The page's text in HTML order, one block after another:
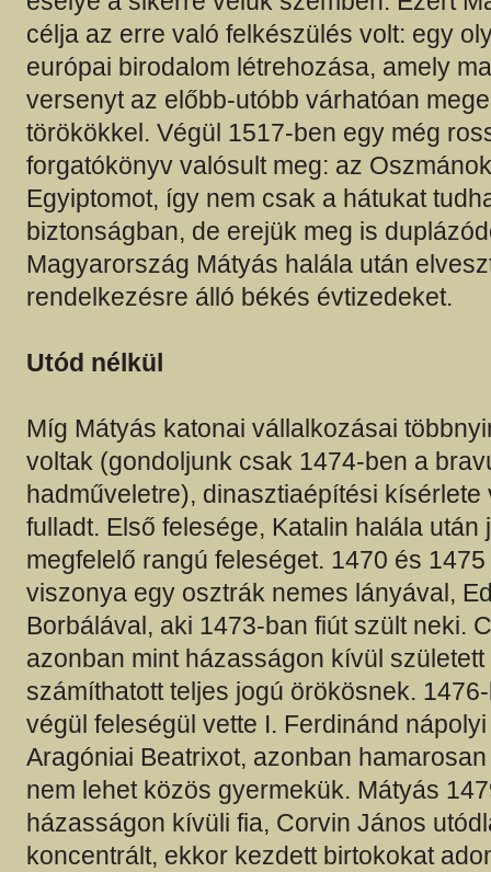
célja az erre való felkészülés volt: egy
európai birodalom létrehozása, amely
versenyt az előbb-utóbb várhatóan
törökökkel. Végül 1517-ben egy még
forgatókönyv valósult meg: az
Egyiptomot, így nem csak a hátukat
biztonságban, de erejük meg is
Magyarország Mátyás halála után
rendelkezésre álló békés évtizedeket.
Utód nélkül
Míg Mátyás katonai vállalkozásai
voltak (gondoljunk csak 1474-ben a
hadműveletre), dinasztiaépítési
fulladt. Első felesége, Katalin halála után
megfelelő rangú feleséget. 1470 és
viszonya egy osztrák nemes lányával,
Borbálával, aki 1473-ban fiút szült neki.
azonban mint házasságon kívül
számíthatott teljes jogú örökösnek.
végül feleségül vette I. Ferdinánd
Aragóniai Beatrixot, azonban
nem lehet közös gyermekük. Mátyás
házasságon kívüli fia, Corvin János
koncentrált, ekkor kezdett birtokokat